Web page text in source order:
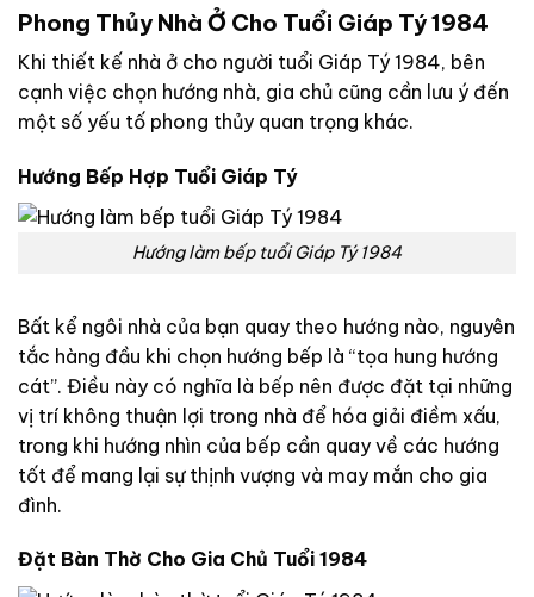
Phong Thủy Nhà Ở Cho Tuổi Giáp Tý 1984
Khi thiết kế nhà ở cho người tuổi Giáp Tý 1984, bên
cạnh việc chọn hướng nhà, gia chủ cũng cần lưu ý đến
một số yếu tố phong thủy quan trọng khác.
Hướng Bếp Hợp Tuổi Giáp Tý
Hướng làm bếp tuổi Giáp Tý 1984
Bất kể ngôi nhà của bạn quay theo hướng nào, nguyên
tắc hàng đầu khi chọn hướng bếp là “tọa hung hướng
cát”. Điều này có nghĩa là bếp nên được đặt tại những
vị trí không thuận lợi trong nhà để hóa giải điềm xấu,
trong khi hướng nhìn của bếp cần quay về các hướng
tốt để mang lại sự thịnh vượng và may mắn cho gia
đình.
Đặt Bàn Thờ Cho Gia Chủ Tuổi 1984